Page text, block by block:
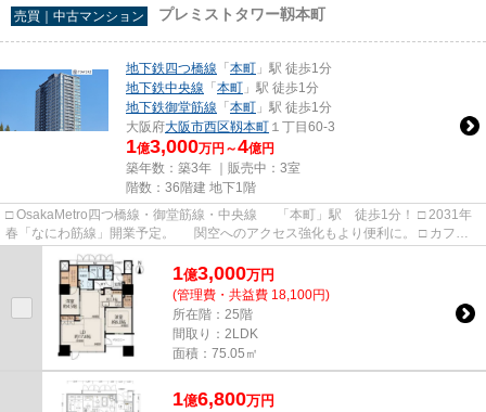
売買｜中古マンション プレミストタワー靱本町
地下鉄四つ橋線 「 本町 」駅 徒歩1分
地下鉄中央線 「 本町 」駅 徒歩1分
地下鉄御堂筋線 「 本町 」駅 徒歩1分
大阪府大阪市西区靱本町 １丁目60-3
1億3,000万円～4億円
築年数：築3年 ｜販売中： 3室
階数：36階建 地下1階
□ OsakaMetro四つ橋線・御堂筋線・中央線 「本町」駅 徒歩1分！ □ 2031年
春「なにわ筋線」開業予定。 関空へのアクセス強化もより便利に。 □ カフ
ェ・グルメ、こだわりのショ...
1億3,000万円
(管理費・共益費 18,100円)
所在階：25階
間取り：2LDK
面積：75.05㎡
1億6,800万円